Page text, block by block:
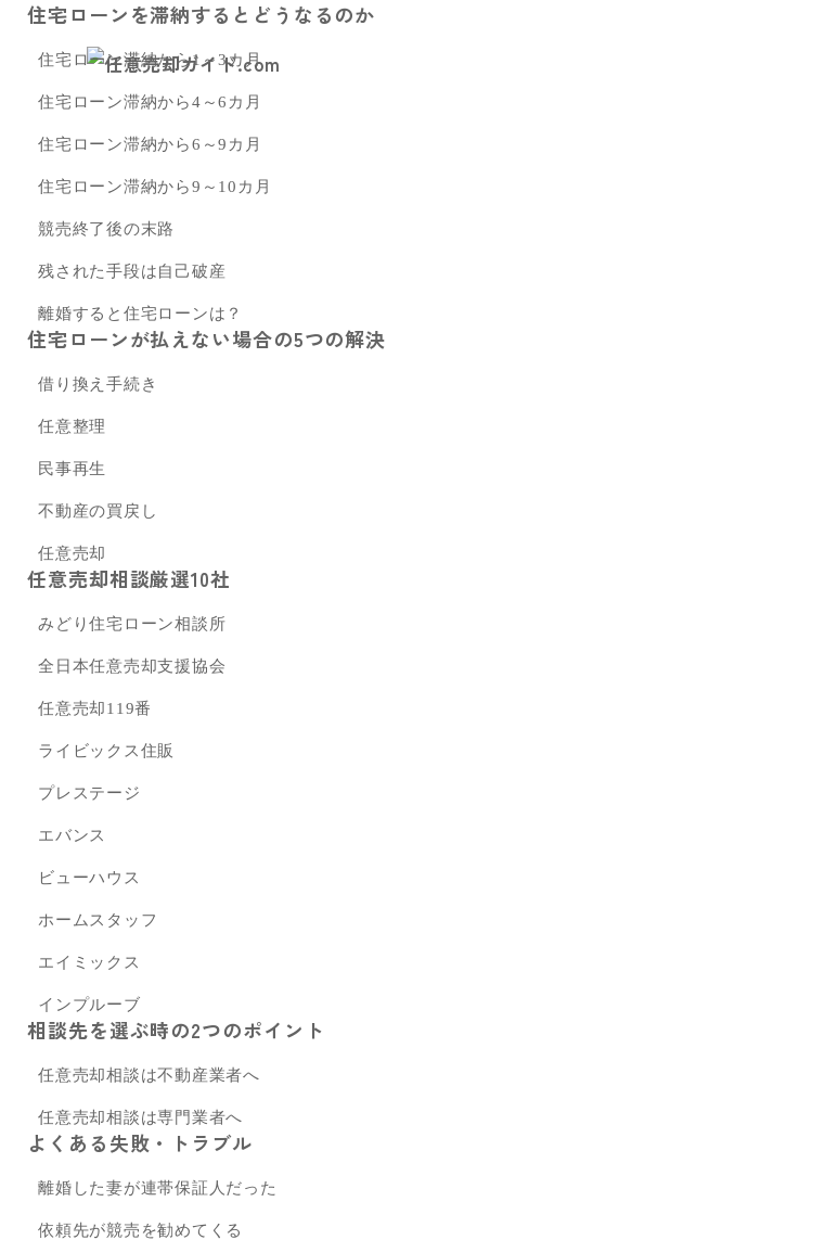
住宅ローンを滞納するとどうなるのか
住宅ローン滞納から1～3カ月
住宅ローン滞納から4～6カ月
住宅ローン滞納から6～9カ月
住宅ローン滞納から9～10カ月
競売終了後の末路
残された手段は自己破産
離婚すると住宅ローンは？
住宅ローンが払えない場合の5つの解決
借り換え手続き
任意整理
民事再生
不動産の買戻し
任意売却
任意売却相談厳選10社
みどり住宅ローン相談所
全日本任意売却支援協会
任意売却119番
ライビックス住販
プレステージ
エバンス
ビューハウス
ホームスタッフ
エイミックス
インプルーブ
相談先を選ぶ時の2つのポイント
任意売却相談は不動産業者へ
任意売却相談は専門業者へ
よくある失敗・トラブル
離婚した妻が連帯保証人だった
依頼先が競売を勧めてくる